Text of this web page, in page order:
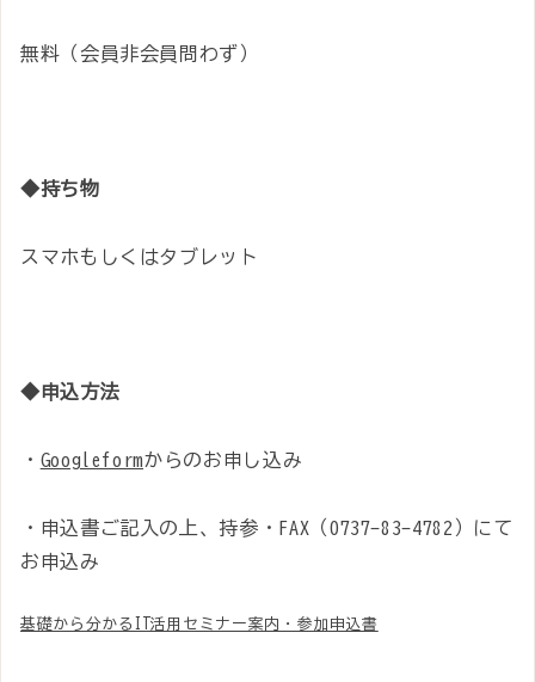
無料（会員非会員問わず）
◆持ち物
スマホもしくはタブレット
◆申込方法
・ Googleformからのお申し込み
・申込書ご記入の上、持参・FAX（0737-83-4782）にて
お申込み
基礎から分かるIT活用セミナー案内・参加申込書